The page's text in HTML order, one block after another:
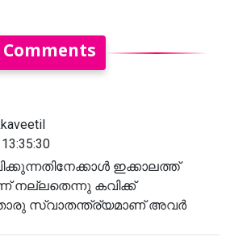
Comments
ഇക്കാലത്ത്
നല്ലതെന്നു കവിക്ക്
സ്വാതന്ത്ര്യമാണ് അവർ